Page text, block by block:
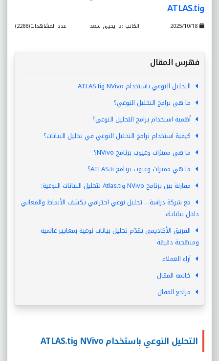
وATLAS.ti
عدد المشاهدات(2288) الكاتب :د. يحيي سعد
فهرس المقال
التحليل النوعي باستخدام NVivo وATLAS.ti
ما هي برامج التحليل النوعي؟
أهمية استخدام برامج التحليل النوعي؟
كيفية استخدام برامج التحليل النوعي في تحليل البيانات؟
ما هي مميزات وعيوب برنامج NVivo؟
ما هي مميزات وعيوب برنامج ATLAS.ti؟
مقارنة بين برنامج NVivo وAtlas.ti لتحليل البيانات النوعية:
مع شركة دراسة… تحليل نوعي احترافي يكشف الأنماط والمعاني
داخل بياناتك
الفريق الأكاديمي يقدّم تحليل بيانات نوعية بمعايير عالمية
ومنهجية دقيقة
آراء العملاء
خاتمة المقال
مراجع المقال
التحليل النوعي باستخدام NVivo وATLAS.ti